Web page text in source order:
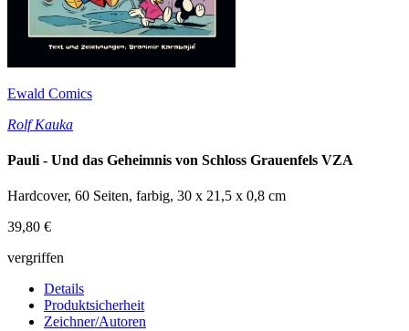
Ewald Comics
Rolf Kauka
Pauli - Und das Geheimnis von Schloss Grauenfels VZA
Hardcover, 60 Seiten, farbig, 30 x 21,5 x 0,8 cm
39,80 €
vergriffen
Details
Produktsicherheit
Zeichner/Autoren